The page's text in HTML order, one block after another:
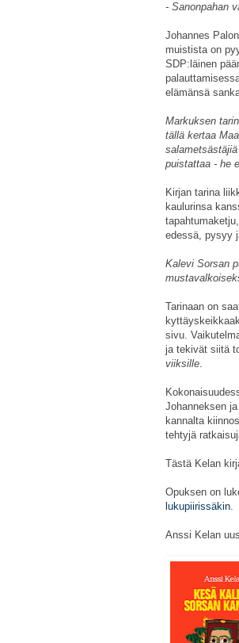
- Sanonpahan
Johannes
muistista on
SDP:läinen
elämänsä
Markuksen
tällä kertaa
puistattaa - he
Kirjan tarina
kaulurinsa
edessä, pysyy
Kalevi Sorsan
Tarinaan on
sivu.
ja tekivät siitä
viiksille.
Johanneksen
kannalta
tehtyjä
Tästä Kelan
Opuksen on
lukupiirissäkin.
Anssi Kelan